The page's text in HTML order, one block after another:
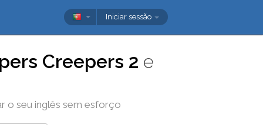
Iniciar sessão
Creepers 2 e
o seu inglês sem esforço